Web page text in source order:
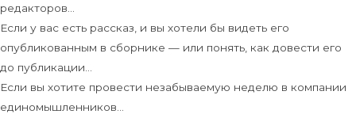
редакторов…
Если у вас есть рассказ, и вы хотели бы видеть его
опубликованным в сборнике — или понять, как довести его
до публикации…
Если вы хотите провести незабываемую неделю в компании
единомышленников…